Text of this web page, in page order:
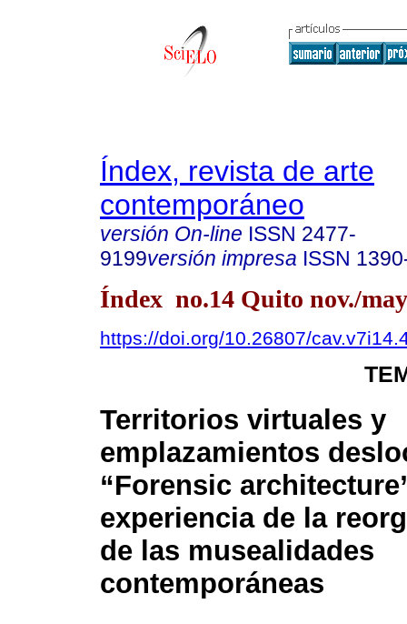
Índex, revista de arte
contemporáneo
versión On-line ISSN 2477-
9199versión impresa ISSN
Índex no.14 Quito nov./
https://doi.org/10.26807/
Territorios virtuales y
emplazamientos
“Forensic
experiencia de la
de las musealidades
contemporáneas